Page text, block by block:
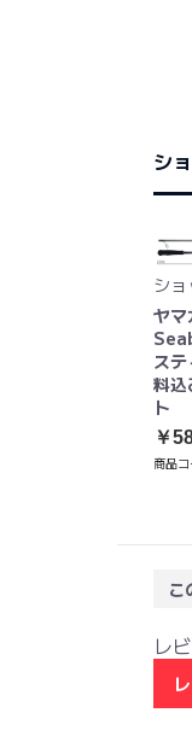
シ
シ
ヤ
ス
料
ト
￥
商品
こ
レ